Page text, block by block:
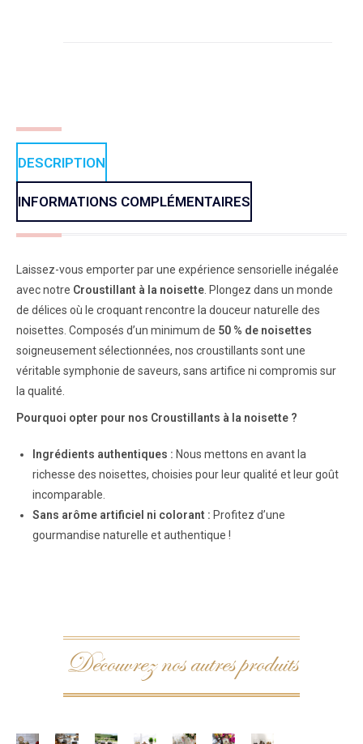
DESCRIPTION
INFORMATIONS COMPLÉMENTAIRES
Laissez-vous emporter par une expérience sensorielle inégalée
avec notre Croustillant à la noisette . Plongez dans un monde
de délices où le croquant rencontre la douceur naturelle des
noisettes. Composés d’un minimum de 50 % de noisettes
soigneusement sélectionnées, nos croustillants sont une
véritable symphonie de saveurs, sans artifice ni compromis sur
la qualité.
Pourquoi opter pour nos Croustillants à la noisette ?
Ingrédients authentiques : Nous mettons en avant la
richesse des noisettes, choisies pour leur qualité et leur goût
incomparable.
Sans arôme artificiel ni colorant : Profitez d’une
gourmandise naturelle et authentique !
Découvrez nos autres produits